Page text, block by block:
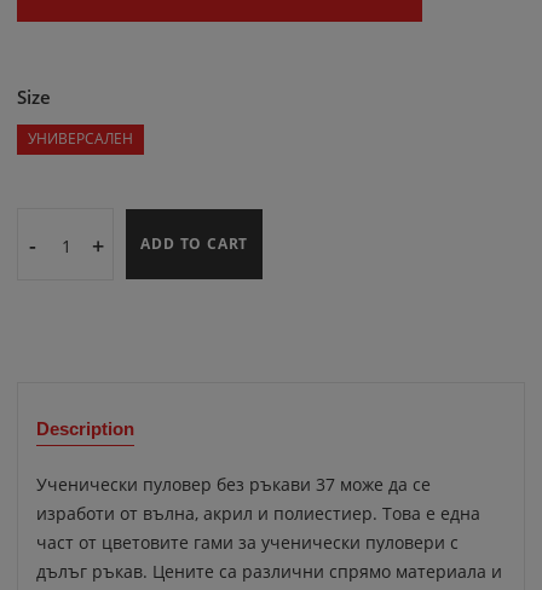
Size
УНИВЕРСАЛЕН
- + ADD TO CART
Description
Ученически пуловер без ръкави 37 може да се
изработи от вълна, акрил и полиестиер. Това е една
част от цветовите гами за ученически пуловери с
дълъг ръкав. Цените са различни спрямо материала и